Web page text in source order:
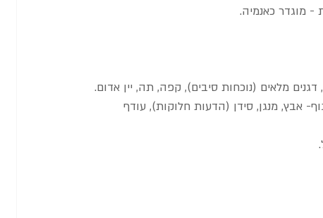
מלאים (נוכחות סיבים), קפה, תה, יין אדום.
אבץ, מנגן, סידן (הדעות חלוקות), עודף